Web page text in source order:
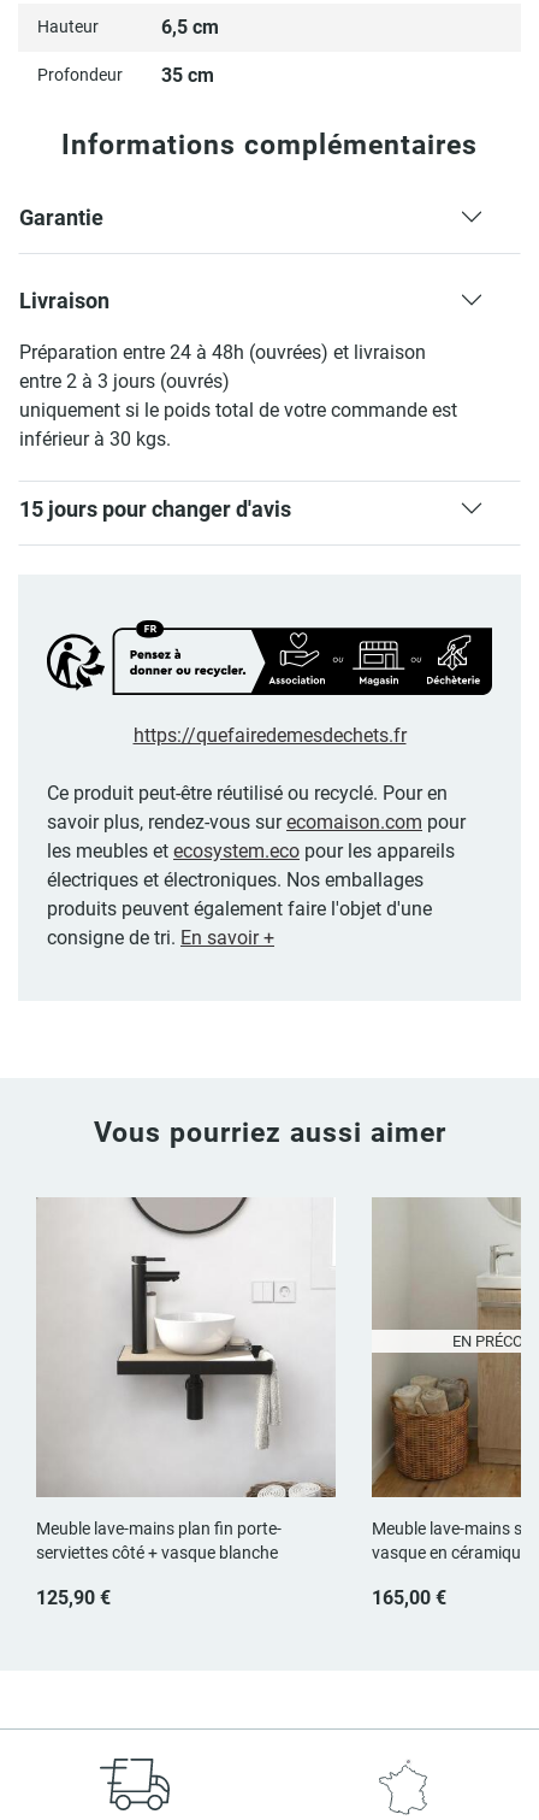
Tous nos lave-mains équipés d'une vasque disposent d'un
Dimension :
cm
Vasque : Hauteur : 10 cm : Diamètre : 26 cm
Hauteur 6,5 cm
Profondeur 35 cm
Informations complémentaires
Garantie
Livraison
Préparation entre 24 à 48h (ouvrées) et livraison
entre 2 à 3 jours (ouvrés)
uniquement si le poids total de votre commande est
inférieur à 30 kgs.
15 jours pour changer d'avis
https://quefairedemesdechets.fr
Ce produit peut-être réutilisé ou recyclé. Pour en
savoir plus, rendez-vous surecomaison.com pour
les meubles et ecosystem.eco pour les appareils
électriques et électroniques. Nos emballages
produits peuvent également faire l'objet d'une
consigne de tri. En savoir +
Vous pourriez aussi aimer
Meuble lave-mains plan fin porte-
serviettes côté + vasque blanche
125,90 €
Meuble lave-mains
vasque en céramique
165,00 €
EN